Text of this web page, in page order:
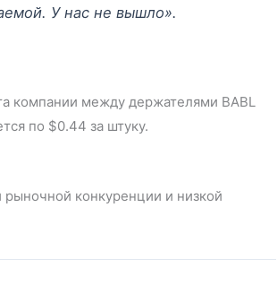
У нас не вышло».
компании между держателями BABL
по $0.44 за штуку.
конкуренции и низкой